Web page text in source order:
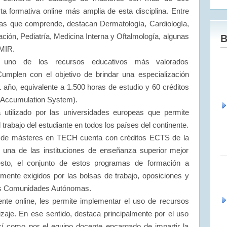
formativa online más amplia de esta disciplina. Entre
que comprende, destacan Dermatología, Cardiología,
Pediatría, Medicina Interna y Oftalmología, algunas
de los recursos educativos más valorados
con el objetivo de brindar una especialización
equivalente a 1.500 horas de estudio y 60 créditos
System).
por las universidades europeas que permite
del estudiante en todos los países del continente.
másteres en TECH cuenta con créditos ECTS de la
de las instituciones de enseñanza superior mejor
el conjunto de estos programas de formación a
exigidos por las bolsas de trabajo, oposiciones y
Autónomas.
online, les permite implementar el uso de recursos
En ese sentido, destaca principalmente por el uso